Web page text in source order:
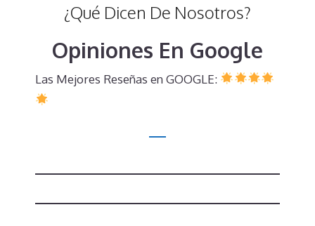
¿Qué Dicen De Nosotros?
Opiniones En Google
Las Mejores Reseñas en GOOGLE: